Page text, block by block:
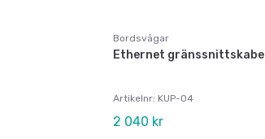
Bordsvågar
Ethernet gränssnittskabel
Artikelnr: KUP-04
2 040 kr